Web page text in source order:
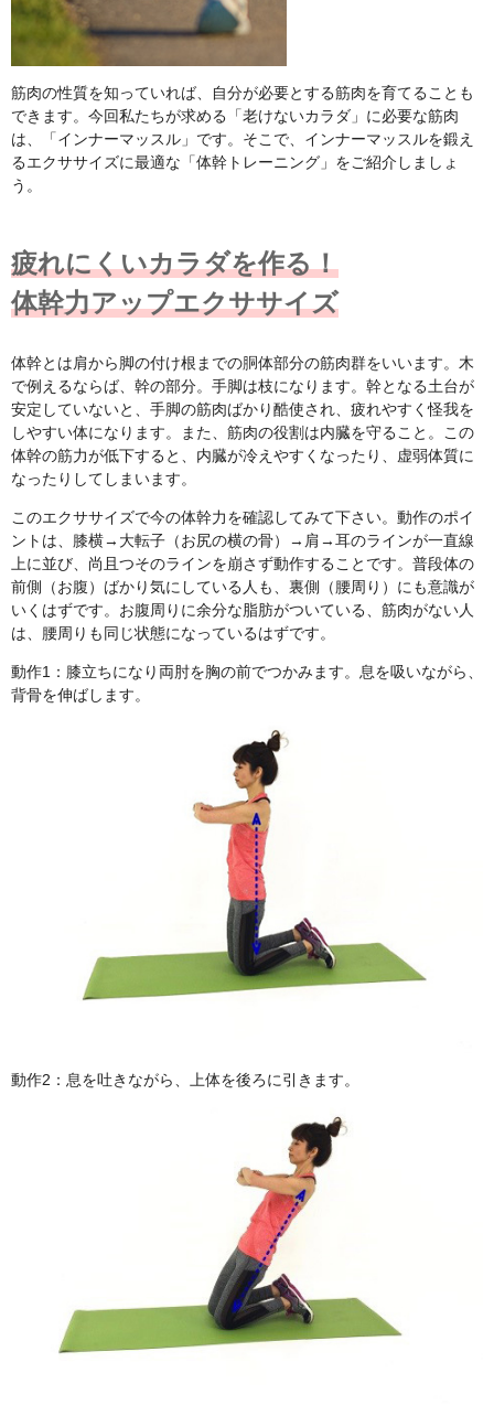
筋肉の性質を知っていれば、自分が必要とする筋肉を育てることも
できます。今回私たちが求める「老けないカラダ」に必要な筋肉
は、「インナーマッスル」です。そこで、インナーマッスルを鍛え
るエクササイズに最適な「体幹トレーニング」をご紹介しましょ
う。
疲れにくいカラダを作る！
体幹力アップエクササイズ
体幹とは肩から脚の付け根までの胴体部分の筋肉群をいいます。木
で例えるならば、幹の部分。手脚は枝になります。幹となる土台が
安定していないと、手脚の筋肉ばかり酷使され、疲れやすく怪我を
しやすい体になります。また、筋肉の役割は内臓を守ること。この
体幹の筋力が低下すると、内臓が冷えやすくなったり、虚弱体質に
なったりしてしまいます。
このエクササイズで今の体幹力を確認してみて下さい。動作のポイ
ントは、膝横→大転子（お尻の横の骨）→肩→耳のラインが一直線
上に並び、尚且つそのラインを崩さず動作することです。普段体の
前側（お腹）ばかり気にしている人も、裏側（腰周り）にも意識が
いくはずです。お腹周りに余分な脂肪がついている、筋肉がない人
は、腰周りも同じ状態になっているはずです。
動作1：膝立ちになり両肘を胸の前でつかみます。息を吸いながら、
背骨を伸ばします。
動作2：息を吐きながら、上体を後ろに引きます。